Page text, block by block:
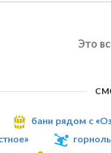
Это
бани рядом с